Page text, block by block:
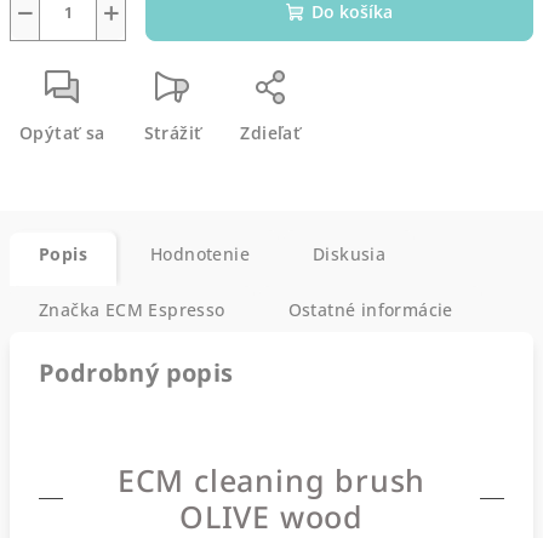
+
− Do košíka
Opýtať sa Strážiť Zdieľať
Popis Hodnotenie Diskusia
Značka ECM Espresso Ostatné informácie
Podrobný popis
ECM cleaning brush
OLIVE wood